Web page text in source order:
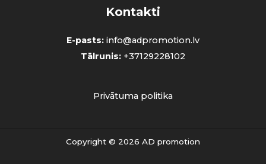
Kontakti
E-pasts: info@adpromotion.lv
Tālrunis: +37129228102
Privātuma politika
Copyright © 2026 AD promotion